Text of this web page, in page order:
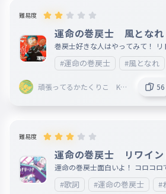
難易度
運命の巻戻士 風となれ
巻戻士好きな人はやってみて！
ankey.io/wordbooks/
→https://ankey.io/wordbooks/
#運命の巻戻士 #風となれ
頑張ってるかたくりこ KIN
56
難易度
運命の巻戻士 リワイン
運命の巻戻士面白いよ！ コロコロ
みて〜 読んだことある人はコメ
#歌詞 #運命の巻戻士 #